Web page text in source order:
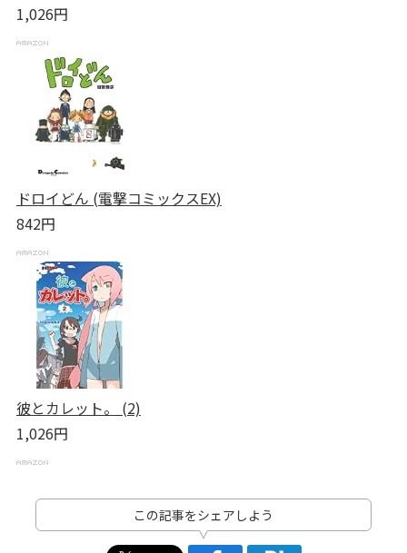
1,026円
ドロイどん (電撃コミックスEX)
842円
彼とカレット。 (2)
1,026円
この記事をシェアしよう